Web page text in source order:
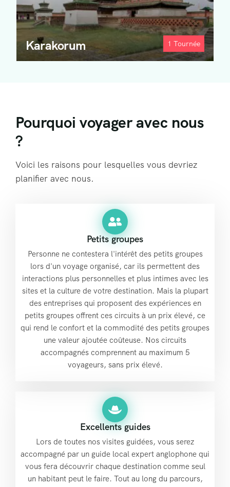
Karakorum 1 Tournée
Pourquoi voyager avec nous
?
Voici les raisons pour lesquelles vous devriez
planifier avec nous.
Petits groupes
Personne ne contestera l'intérêt des petits groupes
lors d'un voyage organisé, car ils permettent des
interactions plus personnelles et plus intimes avec les
sites et la culture de votre destination. Mais la plupart
des entreprises qui proposent des expériences en
petits groupes offrent ces circuits à un prix élevé, ce
qui rend le confort et la commodité des petits groupes
une valeur ajoutée coûteuse. Nos circuits
accompagnés comprennent au maximum 5
voyageurs, sans prix élevé.
Excellents guides
Lors de toutes nos visites guidées, vous serez
accompagné par un guide local expert anglophone qui
vous fera découvrir chaque destination comme seul
un habitant peut le faire. Tout au long du parcours,